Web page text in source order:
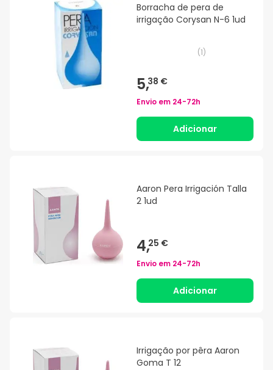
Borracha de pera de
irrigação Corysan N-6 1ud
(1)
5,38 €
Envio em 24-72h
Adicionar
Aaron Pera Irrigación Talla
2 1ud
4,25 €
Envio em 24-72h
Adicionar
Irrigação por pêra Aaron
Goma T 12